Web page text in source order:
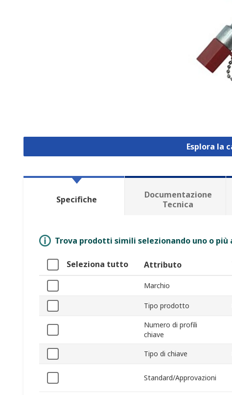
Esplora la
Specifiche
Documentazione
Tecnica
Trova prodotti simili selezionando uno o
Seleziona tutto Attributo
Marchio
Tipo prodotto
Numero di profili
chiave
Tipo di chiave
Standard/Approvazioni